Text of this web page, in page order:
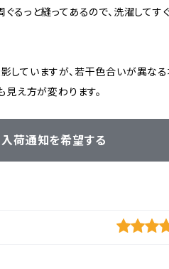
っと縫ってあるので、洗濯してす
ていますが、若干色合いが異なる
見え方が変わります。
荷通知を希望する